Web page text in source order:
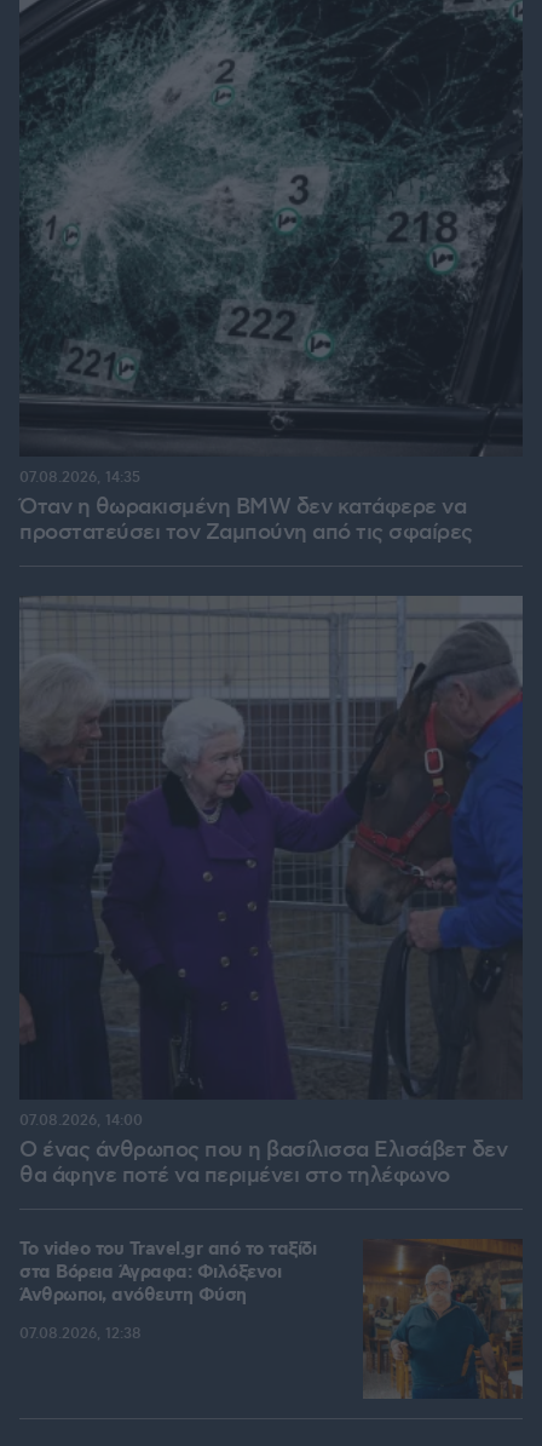
Όταν η θωρακισμένη BMW δεν κατάφερε να
προστατεύσει τον Ζαμπούνη από τις σφαίρες
07.08.2026, 14:35
Ο ένας άνθρωπος που η βασίλισσα Ελισάβετ δεν
θα άφηνε ποτέ να περιμένει στο τηλέφωνο
07.08.2026, 14:00
To video του Travel.gr από το ταξίδι
στα Βόρεια Άγραφα: Φιλόξενοι
Άνθρωποι, ανόθευτη Φύση
07.08.2026, 12:38